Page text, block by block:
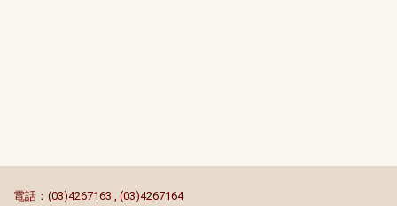
電話：(03)4267163 , (03)4267164